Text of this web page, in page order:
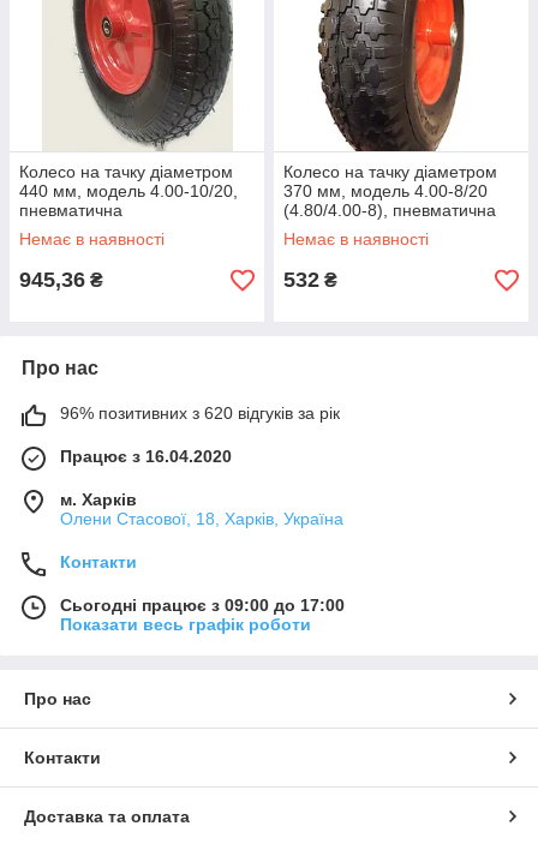
Колесо на тачку діаметром
440 мм, модель 4.00-10/20,
пневматична
Немає в наявності
945,36 ₴
Колесо на тачку діаметром
370 мм, модель 4.00-8/20
(4.80/4.00-8), пневматична
Немає в наявності
532 ₴
Про нас
96% позитивних з 620 відгуків за рік
Працює з 16.04.2020
м. Харків
Олени Стасової, 18, Харків, Україна
Контакти
Сьогодні працює з 09:00 до 17:00
Показати весь графік роботи
Про нас
Контакти
Доставка та оплата